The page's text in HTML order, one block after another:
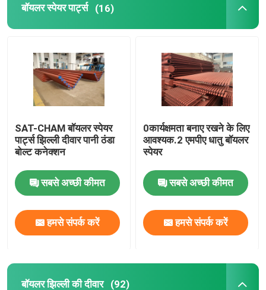
बॉयलर स्पेयर पार्ट्स (16)
SAT-CHAM बॉयलर स्पेयर
पार्ट्स झिल्ली दीवार पानी ठंडा
बोल्ट कनेक्शन
सबसे अच्छी कीमत
हमसे संपर्क करें
0कार्यक्षमता बनाए रखने के लिए
आवश्यक.2 एमपीए धातु बॉयलर
स्पेयर
सबसे अच्छी कीमत
हमसे संपर्क करें
बॉयलर झिल्ली की दीवार (92)